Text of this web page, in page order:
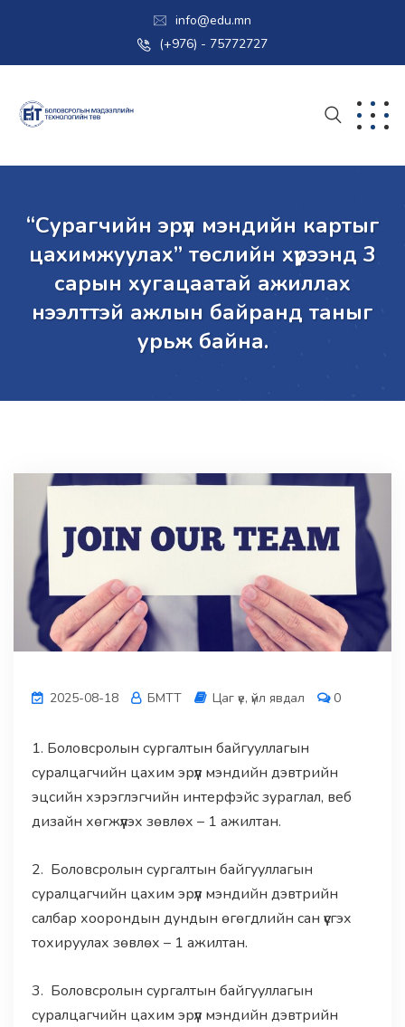
info@edu.mn
(+976) - 75772727
“Сурагчийн эрүүл мэндийн картыг
цахимжуулах” төслийн хүрээнд 3
сарын хугацаатай ажиллах
нээлттэй ажлын байранд таныг
урьж байна.
2025-08-18 БМТТ Цаг үе, үйл явдал 0
1. Боловсролын сургалтын байгууллагын
суралцагчийн цахим эрүүл мэндийн дэвтрийн
эцсийн хэрэглэгчийн интерфэйс зураглал, веб
дизайн хөгжүүлэх зөвлөх – 1 ажилтан.
2. Боловсролын сургалтын байгууллагын
суралцагчийн цахим эрүүл мэндийн дэвтрийн
салбар хоорондын дундын өгөгдлийн сан үүсгэх
тохируулах зөвлөх – 1 ажилтан.
3. Боловсролын сургалтын байгууллагын
суралцагчийн цахим эрүүл мэндийн дэвтрийн